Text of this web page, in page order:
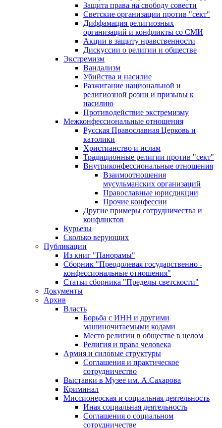
Защита права на свободу совести
Светские организации против "сект"
Диффамация религиозных
организаций и конфликты со СМИ
Акции в защиту нравственности
Дискуссии о религии и обществе
Экстремизм
Вандализм
Убийства и насилие
Разжигание национальной и
религиозной розни и призывы к
насилию
Противодействие экстремизму
Межконфессиональные отношения
Русская Православная Церковь и
католики
Христианство и ислам
Традиционные религии против "сект"
Внутриконфессиональные отношения
Взаимоотношения
мусульманских организаций
Православные юрисдикции
Прочие конфессии
Другие примеры сотрудничества и
конфликтов
Курьезы
Сколько верующих
Публикации
Из книг "Панорамы"
Сборник "Преодолевая государственно -
конфессиональные отношения"
Статьи сборника "Пределы светскости"
Документы
Архив
Власть
Борьба с ИНН и другими
машиночитаемыми кодами
Место религии в обществе в целом
Религия и права человека
Армия и силовые структуры
Соглашения и практическое
сотрудничество
Выставки в Музее им. А.Сахарова
Криминал
Миссионерская и социальная деятельность
Иная социальная деятельность
Соглашения о социальном
сотрудничестве